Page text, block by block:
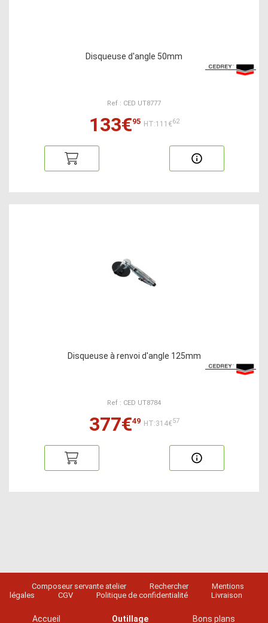
Disqueuse d'angle 50mm
Ref : CED UT8777
133€95 HT:111€62
Disqueuse à renvoi d'angle 125mm
Ref : CED UT8784
377€49 HT:314€57
Composeur servante atelier Rechercher
Mentions
légales
CGV Politique de confidentialité Livraison
Accueil Outillage Bons plans